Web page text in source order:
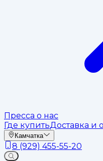
Пресса о нас
Где купитьДоставка и
Камчатка
8 (929) 455-55-20